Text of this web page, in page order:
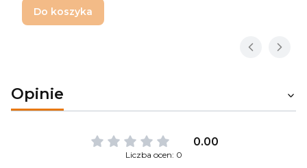
Do koszyka
Opinie
0.00
Liczba ocen: 0